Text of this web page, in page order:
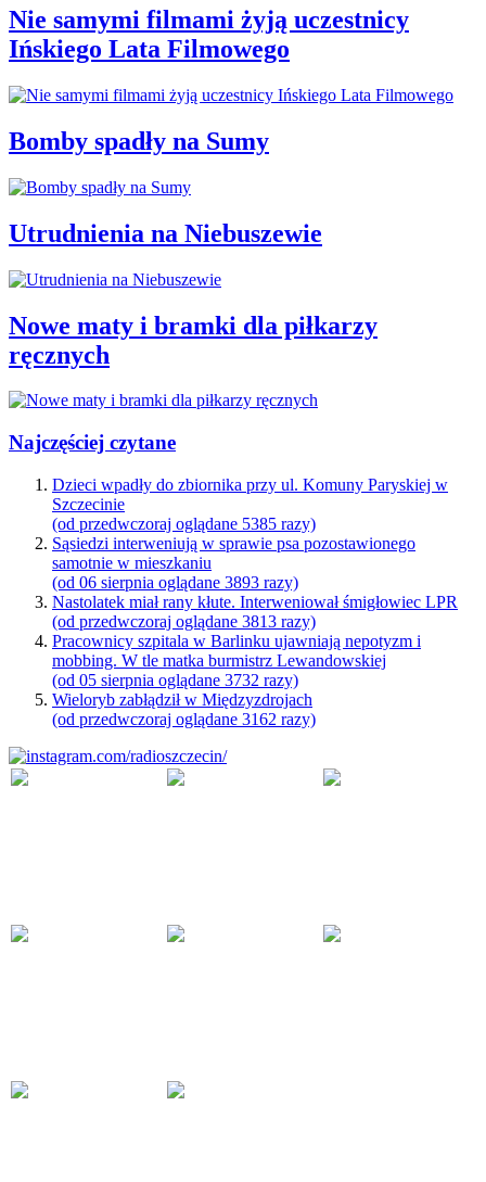
Nie samymi filmami żyją uczestnicy
Ińskiego Lata Filmowego
Bomby spadły na Sumy
Utrudnienia na Niebuszewie
Nowe maty i bramki dla piłkarzy
ręcznych
Najczęściej czytane
Dzieci wpadły do zbiornika przy ul. Komuny Paryskiej w
Szczecinie
(od przedwczoraj oglądane 5385 razy)
Sąsiedzi interweniują w sprawie psa pozostawionego
samotnie w mieszkaniu
(od 06 sierpnia oglądane 3893 razy)
Nastolatek miał rany kłute. Interweniował śmigłowiec LPR
(od przedwczoraj oglądane 3813 razy)
Pracownicy szpitala w Barlinku ujawniają nepotyzm i
mobbing. W tle matka burmistrz Lewandowskiej
(od 05 sierpnia oglądane 3732 razy)
Wieloryb zabłądził w Międzyzdrojach
(od przedwczoraj oglądane 3162 razy)